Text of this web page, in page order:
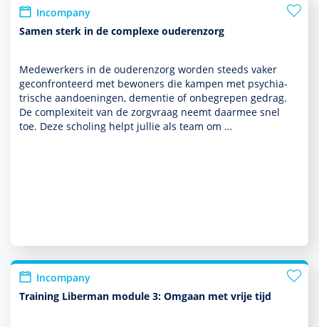
Incompany
Samen sterk in de complexe ouderenzorg
Medewerk­ers in de ouderen­zorg worden steeds vaker
gecon­fron­teerd met bewo­ners die kampen met psychia­
trische aan­doeningen, dementie of onbegrepen gedrag.
De complexiteit van de zorgvraag neemt daarmee snel
toe. Deze scholing helpt jullie als team om …
Incompany
Training Liberman module 3: Omgaan met vrije tijd